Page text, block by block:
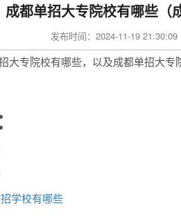
成都单招大专院校有哪些（
发布时间：2024-11-19
大专院校有哪些，以及成都单招大
学校有哪些